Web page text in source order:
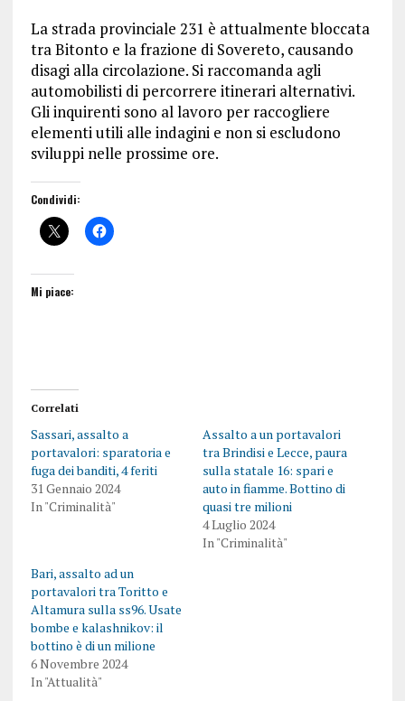
La strada provinciale 231 è attualmente bloccata
tra Bitonto e la frazione di Sovereto, causando
disagi alla circolazione. Si raccomanda agli
automobilisti di percorrere itinerari alternativi.
Gli inquirenti sono al lavoro per raccogliere
elementi utili alle indagini e non si escludono
sviluppi nelle prossime ore.
Condividi:
Mi piace:
Correlati
Sassari, assalto a
portavalori: sparatoria e
fuga dei banditi, 4 feriti
31 Gennaio 2024
In "Criminalità"
Assalto a un portavalori
tra Brindisi e Lecce, paura
sulla statale 16: spari e
auto in fiamme. Bottino di
quasi tre milioni
4 Luglio 2024
In "Criminalità"
Bari, assalto ad un
portavalori tra Toritto e
Altamura sulla ss96. Usate
bombe e kalashnikov: il
bottino è di un milione
6 Novembre 2024
In "Attualità"